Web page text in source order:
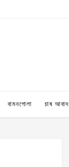
বামনগোলা চাষ আবাদ